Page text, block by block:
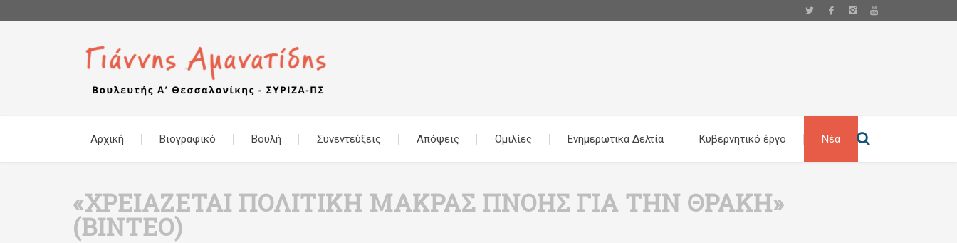
Αρχική Βιογραφικό Βουλή Συνεντεύξεις Απόψεις Ομιλίες Ενημερωτικά Δελτία Κυβερνητικό έργο Νέα
«ΧΡΕΙΆΖΕΤΑΙ ΠΟΛΙΤΙΚΉ ΜΑΚΡΆΣ ΠΝΟΉΣ ΓΙΑ ΤΗΝ ΘΡΆΚΗ»
(ΒΊΝΤΕΟ)